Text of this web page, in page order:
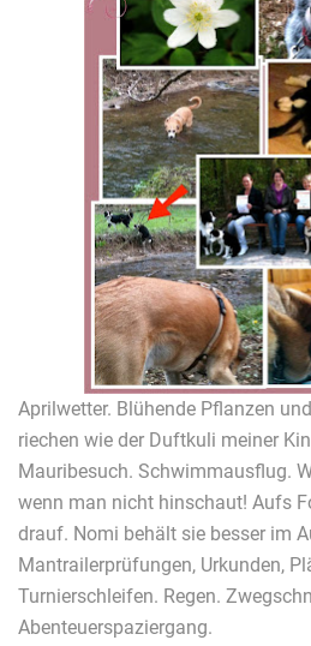
Aprilwetter. Blühende Pflanzen
riechen wie der Duftkuli meiner
Mauribesuch. Schwimmausflug.
wenn man nicht hinschaut! Aufs
drauf. Nomi behält sie besser im
Mantrailerprüfungen, Urkunden,
Turnierschleifen. Regen.
Abenteuerspaziergang.